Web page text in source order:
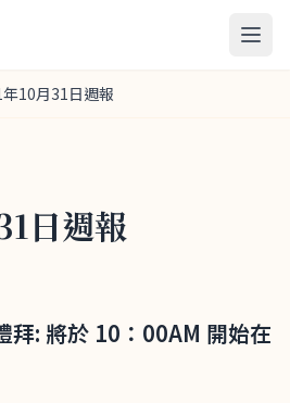
10月31日週報
日週報
: 將於 10：00AM 開始在